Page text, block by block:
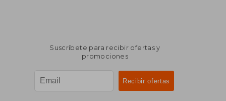
Suscríbete para recibir ofertas y
promociones